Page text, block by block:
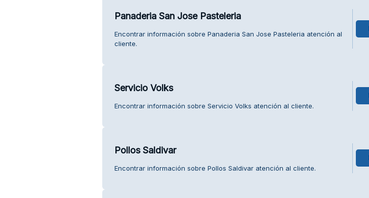
Panaderia San Jose Pasteleria
Encontrar información sobre Panaderia San Jose Pasteleria atención al
cliente.
Servicio Volks
Encontrar información sobre Servicio Volks atención al cliente.
Pollos Saldivar
Encontrar información sobre Pollos Saldivar atención al cliente.